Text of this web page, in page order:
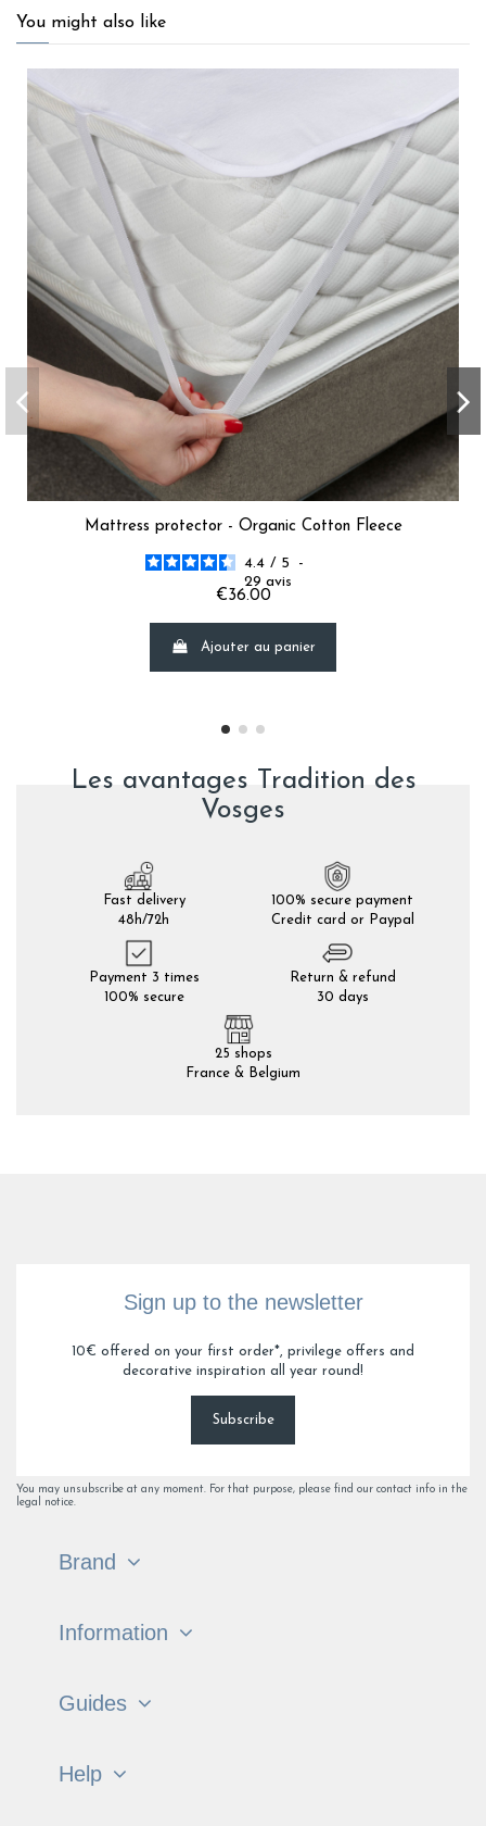
You might also like
Mattress protector - Organic Cotton Fleece
4.4 / 5
-
29 avis
€36.00
Ajouter au panier
Les avantages Tradition des
Vosges
Fast delivery
48h/72h
100% secure payment
Credit card or Paypal
Payment 3 times
100% secure
Return & refund
30 days
25 shops
France & Belgium
Sign up to the newsletter
10€ offered on your first order*, privilege offers and
decorative inspiration all year round!
Subscribe
You may unsubscribe at any moment. For that purpose, please find our contact info in the
legal notice.
Brand
Information
Guides
Help